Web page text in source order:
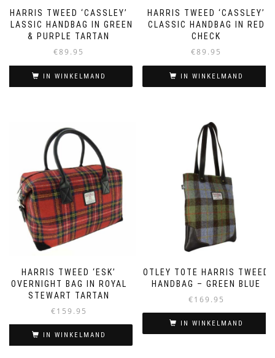
HARRIS TWEED ‘CASSLEY’
CLASSIC HANDBAG IN GREEN
& PURPLE TARTAN
€89.95
IN WINKELMAND
HARRIS TWEED ‘CASSLEY’
CLASSIC HANDBAG IN RED
CHECK
€89.95
IN WINKELMAND
HARRIS TWEED ‘ESK’
OVERNIGHT BAG IN ROYAL
STEWART TARTAN
€159.95
IN WINKELMAND
OTLEY TOTE HARRIS TWEED
HANDBAG – GREEN BLUE
€169.95
IN WINKELMAND